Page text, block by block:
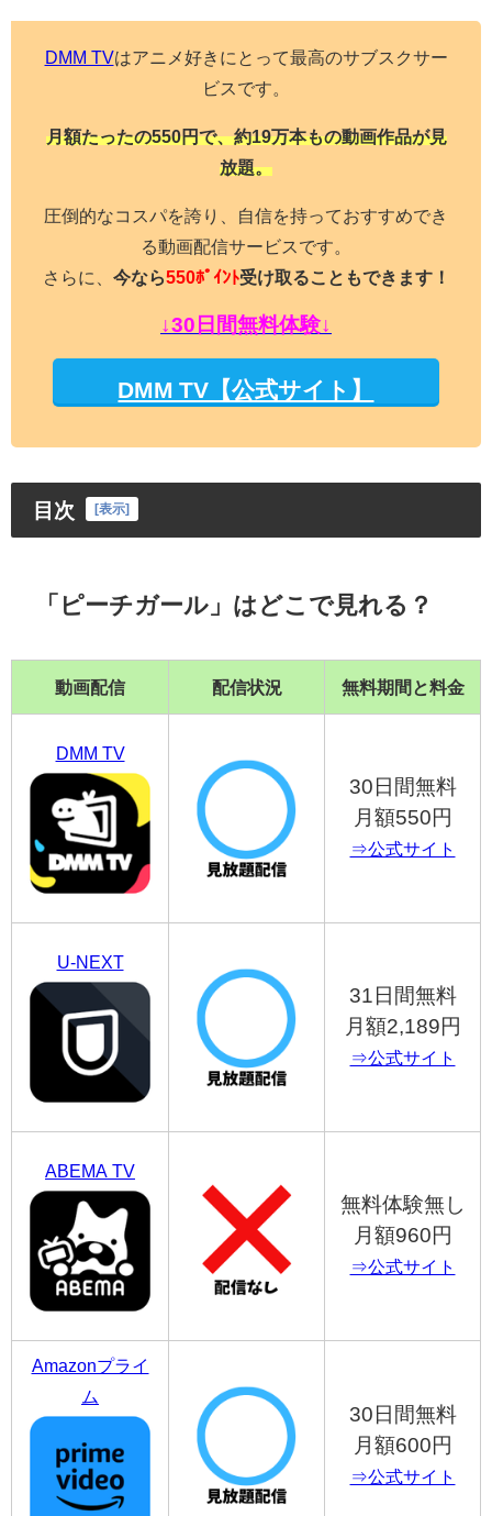
DMM TVはアニメ好きにとって最高のサブスクサー
ビスです。
月額たったの550円で、約19万本もの動画作品が見
放題。
圧倒的なコスパを誇り、自信を持っておすすめでき
る動画配信サービスです。
さらに、 今なら550ﾎﾟｲﾝﾄ受け取ることもできます！
↓30日間無料体験↓
DMM TV【公式サイト】
目次 [表示]
「ピーチガール」はどこで見れる？
動画配信 配信状況 無料期間と料金
DMM TV
30日間無料
月額550円
⇒公式サイト
U-NEXT
31日間無料
月額2,189円
⇒公式サイト
ABEMA TV
無料体験無し
月額960円
⇒公式サイト
Amazonプライ
ム
30日間無料
月額600円
⇒公式サイト